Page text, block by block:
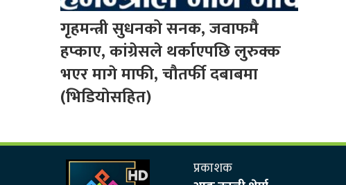
गृहमन्त्री सुधनको सनक, जवाफमै
हप्काए, कांग्रेसले थर्काएपछि लुरुक्क
भएर मागे माफी, चौतर्फी दबाबमा
(भिडियोसहित)
प्रकाशक